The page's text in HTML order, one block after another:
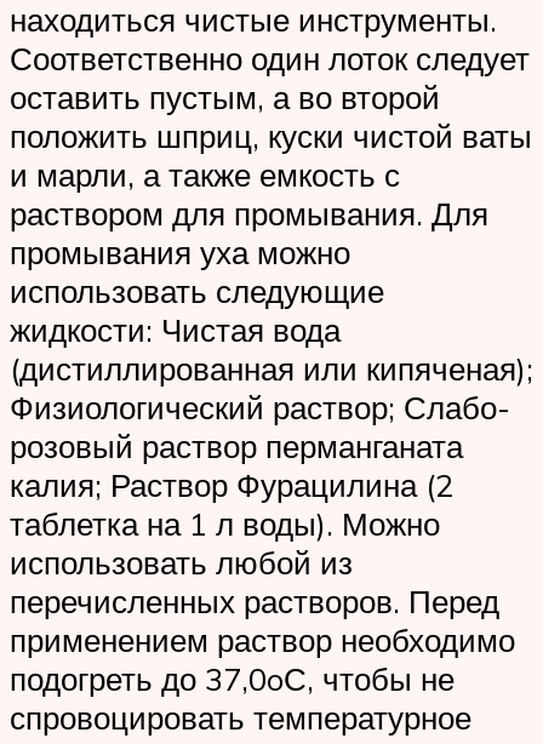
находиться чистые инструменты.
Соответственно один лоток следует
оставить пустым, а во второй
положить шприц, куски чистой ваты
и марли, а также емкость с
раствором для промывания. Для
промывания уха можно
использовать следующие
жидкости: Чистая вода
(дистиллированная или кипяченая);
Физиологический раствор; Слабо-
розовый раствор перманганата
калия; Раствор Фурацилина (2
таблетка на 1 л воды). Можно
использовать любой из
перечисленных растворов. Перед
применением раствор необходимо
подогреть до 37,0oС, чтобы не
спровоцировать температурное